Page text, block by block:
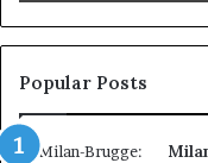
Nuova
bocciatura
del
Popular Posts